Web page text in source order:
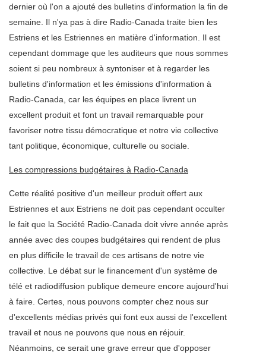
dernier où l'on a ajouté des bulletins d'information la fin de
semaine. Il n'ya pas à dire Radio-Canada traite bien les
Estriens et les Estriennes en matière d'information. Il est
cependant dommage que les auditeurs que nous sommes
soient si peu nombreux à syntoniser et à regarder les
bulletins d'information et les émissions d'information à
Radio-Canada, car les équipes en place livrent un
excellent produit et font un travail remarquable pour
favoriser notre tissu démocratique et notre vie collective
tant politique, économique, culturelle ou sociale.
Les compressions budgétaires à Radio-Canada
Cette réalité positive d'un meilleur produit offert aux
Estriennes et aux Estriens ne doit pas cependant occulter
le fait que la Société Radio-Canada doit vivre année après
année avec des coupes budgétaires qui rendent de plus
en plus difficile le travail de ces artisans de notre vie
collective. Le débat sur le financement d'un système de
télé et radiodiffusion publique demeure encore aujourd'hui
à faire. Certes, nous pouvons compter chez nous sur
d'excellents médias privés qui font eux aussi de l'excellent
travail et nous ne pouvons que nous en réjouir.
Néanmoins, ce serait une grave erreur que d'opposer